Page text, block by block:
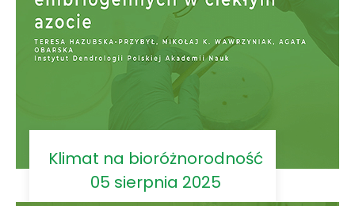
Klimat na bioróżnorodność
05 sierpnia 2025